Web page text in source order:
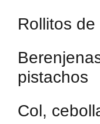
Rollitos
pistachos
Col,